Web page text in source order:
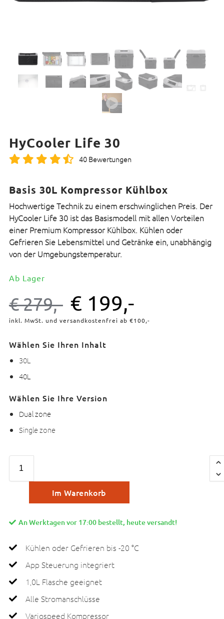
HyCooler Life 30
40 Bewertungen
Basis 30L Kompressor Kühlbox
Hochwertige Technik zu einem erschwinglichen Preis. Der
HyCooler Life 30 ist das Basismodell mit allen Vorteilen
einer Premium Kompressor Kühlbox. Kühlen oder
Gefrieren Sie Lebensmittel und Getränke ein, unabhängig
von der Umgebungstemperatur.
Ab Lager
€279,- € 199,-
inkl. MwSt. und versandkostenfrei ab €100,-
Wählen Sie Ihren Inhalt
30L
40L
Wählen Sie Ihre Version
Dual zone
Single zone
Im Warenkorb
An Werktagen vor 17:00 bestellt, heute versandt!
Kühlen oder Gefrieren bis -20 °C
App Steuerung integriert
1,0L Flasche geeignet
Alle Stromanschlüsse
Variospeed Kompressor